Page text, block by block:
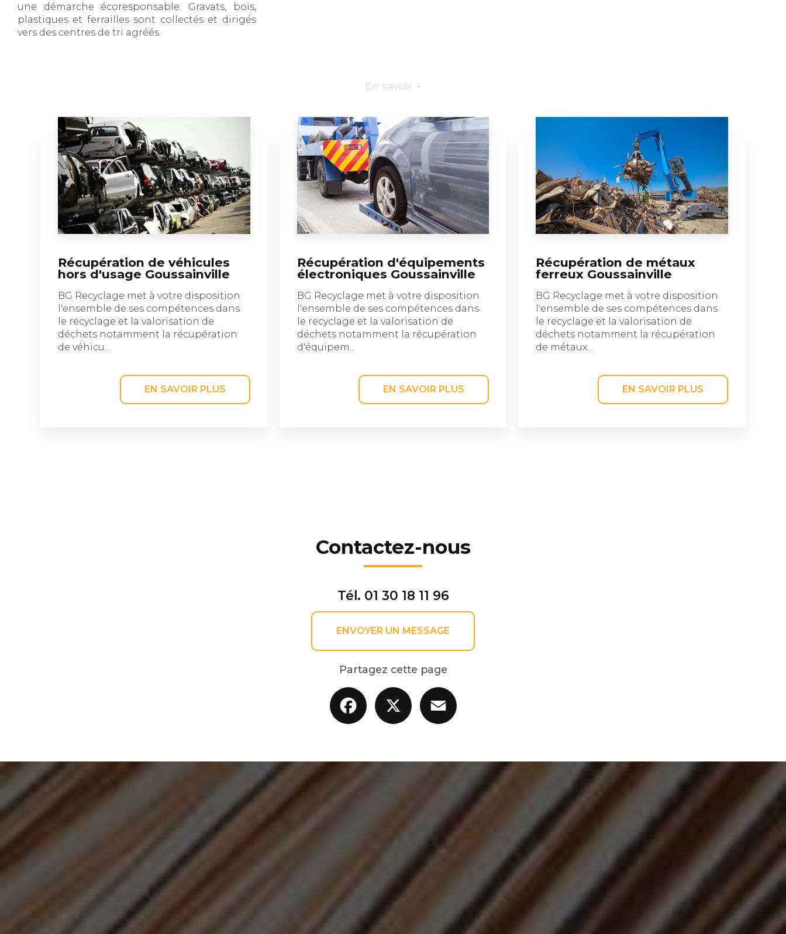
une démarche écoresponsable. Gravats, bois,
plastiques et ferrailles sont collectés et dirigés
vers des centres de tri agréés.
En savoir +
Récupération de véhicules
hors d'usage Goussainville
BG Recyclage met à votre disposition
l'ensemble de ses compétences dans
le recyclage et la valorisation de
déchets notamment la récupération
de véhicu...
EN SAVOIR PLUS
Récupération d'équipements
électroniques Goussainville
BG Recyclage met à votre disposition
l'ensemble de ses compétences dans
le recyclage et la valorisation de
déchets notamment la récupération
d'équipem...
EN SAVOIR PLUS
Récupération de métaux
ferreux Goussainville
BG Recyclage met à votre disposition
l'ensemble de ses compétences dans
le recyclage et la valorisation de
déchets notamment la récupération
de métaux...
EN SAVOIR PLUS
Contactez-nous
Tél. 01 30 18 11 96
ENVOYER UN MESSAGE
Partagez cette page
Facebook